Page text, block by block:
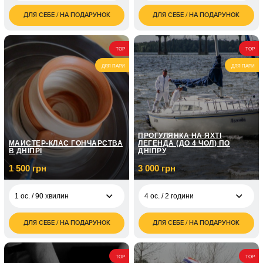
1 400
грн
1 ос. / 90 хв, усього
тіла та обличчя
1 700
грн
2 ос. / 1 година,
усього тіла
2 700
грн
2 ос. / 90 хв, усього
тіла та обличчя
3 400
грн
1 ос. / 90хв, чоловічий
загальний масаж
грн
ДЛЯ СЕБЕ / НА ПОДАРУНОК
5 980
грн
ДЛЯ СЕБЕ / НА ПОДАРУНОК
TOP
ДЛЯ ПАРИ
МАЙСТЕР-КЛАС ГОНЧАРСТВА
В ДНІПРІ
1 500 грн
1 ос. / 90 хвилин
1 500
грн
2 500
грн
ДЛЯ СЕБЕ / НА ПОДАРУНОК
TOP
ДЛЯ ПАРИ
ПРОГУЛЯНКА НА ЯХТІ
ЛЕГЕНДА (ДО 4 ЧОЛ) ПО
ДНІПРУ
3 000 грн
4 ос. / 2 години
3 000
грн
4 ос. / 3 години
4 500
грн
ДЛЯ СЕБЕ / НА ПОДАРУНОК
TOP TOP